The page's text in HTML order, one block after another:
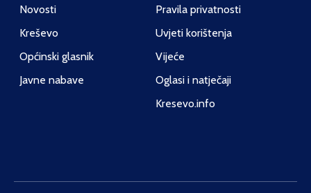
Novosti
Kreševo
Općinski glasnik
Javne nabave
Pravila privatnosti
Uvjeti korištenja
Vijeće
Oglasi i natječaji
Kresevo.info